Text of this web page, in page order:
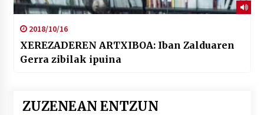
2018/10/16
XEREZADEREN ARTXIBOA: Iban Zalduaren
Gerra zibilak ipuina
ZUZENEAN ENTZUN